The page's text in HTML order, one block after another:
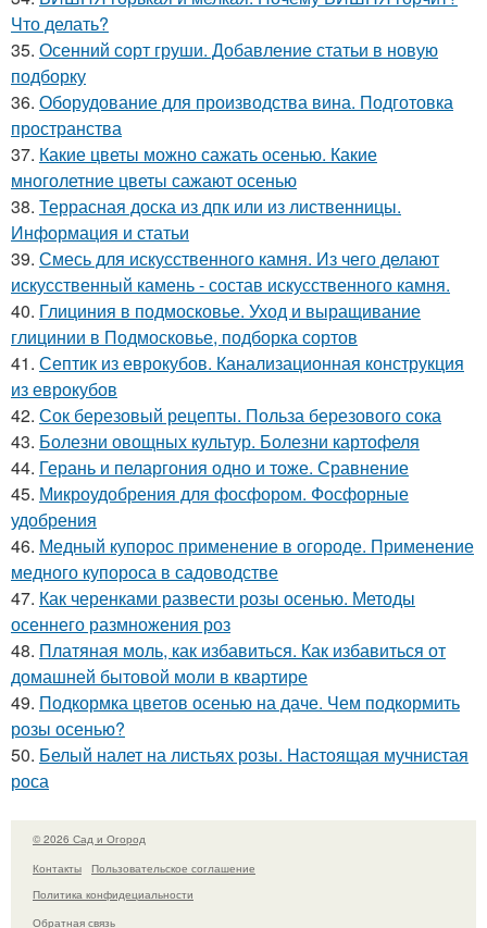
Что делать?
35. Осенний сорт груши. Добавление статьи в новую
подборку
36. Оборудование для производства вина. Подготовка
пространства
37. Какие цветы можно сажать осенью. Какие
многолетние цветы сажают осенью
38. Террасная доска из дпк или из лиственницы.
Информация и статьи
39. Смесь для искусственного камня. Из чего делают
искусственный камень - состав искусственного камня.
40. Глициния в подмосковье. Уход и выращивание
глицинии в Подмосковье, подборка сортов
41. Септик из еврокубов. Канализационная конструкция
из еврокубов
42. Сок березовый рецепты. Польза березового сока
43. Болезни овощных культур. Болезни картофеля
44. Герань и пеларгония одно и тоже. Сравнение
45. Микроудобрения для фосфором. Фосфорные
удобрения
46. Медный купорос применение в огороде. Применение
медного купороса в садоводстве
47. Как черенками развести розы осенью. Методы
осеннего размножения роз
48. Платяная моль, как избавиться. Как избавиться от
домашней бытовой моли в квартире
49. Подкормка цветов осенью на даче. Чем подкормить
розы осенью?
50. Белый налет на листьях розы. Настоящая мучнистая
роса
© 2026 Сад и Огород
Контакты
Пользовательское соглашение
Политика конфидециальности
Обратная связь